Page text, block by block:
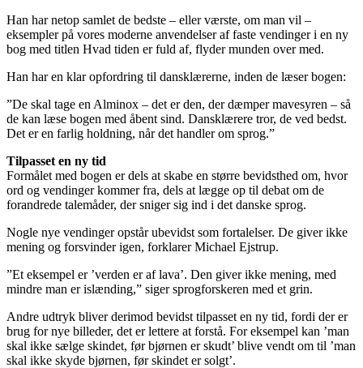
Han har netop samlet de bedste – eller værste, om man vil –
eksempler på vores moderne anvendelser af faste vendinger i en ny
bog med titlen Hvad tiden er fuld af, flyder munden over med.
Han har en klar opfordring til dansklærerne, inden de læser bogen:
”De skal tage en Alminox – det er den, der dæmper mavesyren – så
de kan læse bogen med åbent sind. Dansklærere tror, de ved bedst.
Det er en farlig holdning, når det handler om sprog.”
Tilpasset en ny tid
Formålet med bogen er dels at skabe en større bevidsthed om, hvor
ord og vendinger kommer fra, dels at lægge op til debat om de
forandrede talemåder, der sniger sig ind i det danske sprog.
Nogle nye vendinger opstår ubevidst som fortalelser. De giver ikke
mening og forsvinder igen, forklarer Michael Ejstrup.
”Et eksempel er ’verden er af lava’. Den giver ikke mening, med
mindre man er islænding,” siger sprogforskeren med et grin.
Andre udtryk bliver derimod bevidst tilpasset en ny tid, fordi der er
brug for nye billeder, det er lettere at forstå. For eksempel kan ’man
skal ikke sælge skindet, før bjørnen er skudt’ blive vendt om til ’man
skal ikke skyde bjørnen, før skindet er solgt’.